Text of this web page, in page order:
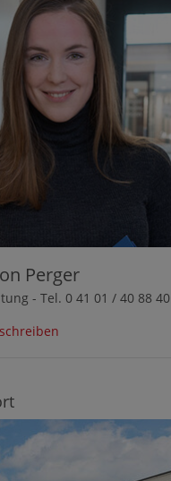
Perger
- Tel. 0 41 01 / 40 88 40